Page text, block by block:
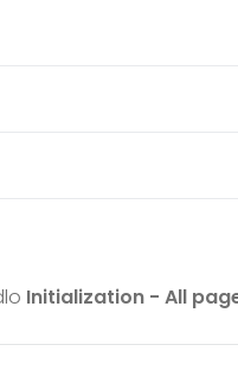
Initialization - All